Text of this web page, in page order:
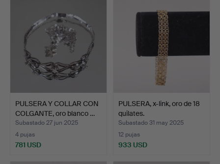
PULSERA Y COLLAR CON
COLGANTE, oro blanco …
Subastado 27 jun 2025
4 pujas
781 USD
PULSERA, x-link, oro de 18
quilates.
Subastado 31 may 2025
12 pujas
933 USD